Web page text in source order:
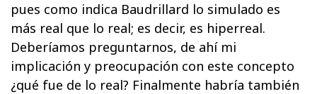
pues como indica Baudrillard lo simulado es
más real que lo real; es decir, es hiperreal.
Deberíamos preguntarnos, de ahí mi
implicación y preocupación con este concepto
¿qué fue de lo real? Finalmente habría también